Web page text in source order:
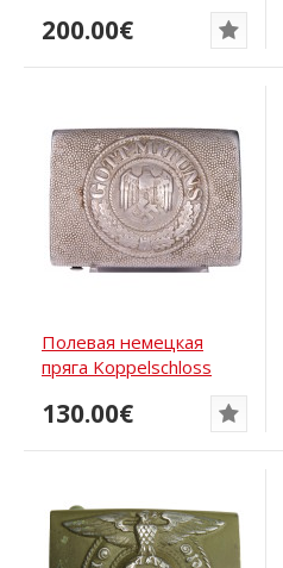
200.00€
Полевая немецкая
пряга Koppelschloss
130.00€